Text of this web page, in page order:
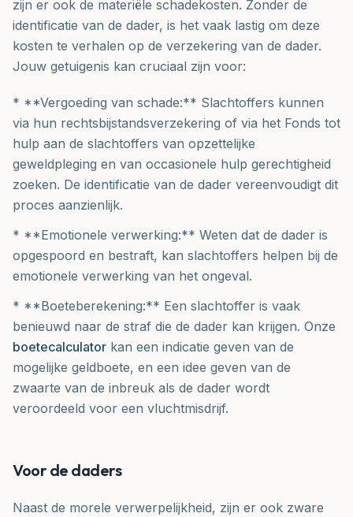
zijn er ook de materiële schadekosten. Zonder de
identificatie van de dader, is het vaak lastig om deze
kosten te verhalen op de verzekering van de dader.
Jouw getuigenis kan cruciaal zijn voor:
* **Vergoeding van schade:** Slachtoffers kunnen
via hun rechtsbijstandsverzekering of via het Fonds tot
hulp aan de slachtoffers van opzettelijke
geweldpleging en van occasionele hulp gerechtigheid
zoeken. De identificatie van de dader vereenvoudigt dit
proces aanzienlijk.
* **Emotionele verwerking:** Weten dat de dader is
opgespoord en bestraft, kan slachtoffers helpen bij de
emotionele verwerking van het ongeval.
* **Boeteberekening:** Een slachtoffer is vaak
benieuwd naar de straf die de dader kan krijgen. Onze
boetecalculator kan een indicatie geven van de
mogelijke geldboete, en een idee geven van de
zwaarte van de inbreuk als de dader wordt
veroordeeld voor een vluchtmisdrijf.
Voor de daders
Naast de morele verwerpelijkheid, zijn er ook zware